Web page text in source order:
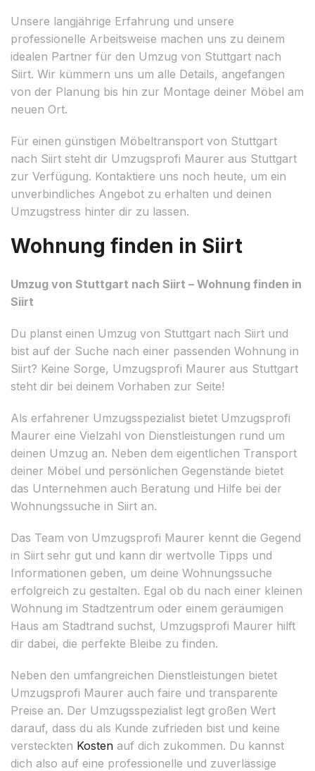
Unsere langjährige Erfahrung und unsere
professionelle Arbeitsweise machen uns zu deinem
idealen Partner für den Umzug von Stuttgart nach
Siirt. Wir kümmern uns um alle Details, angefangen
von der Planung bis hin zur Montage deiner Möbel am
neuen Ort.
Für einen günstigen Möbeltransport von Stuttgart
nach Siirt steht dir Umzugsprofi Maurer aus Stuttgart
zur Verfügung. Kontaktiere uns noch heute, um ein
unverbindliches Angebot zu erhalten und deinen
Umzugstress hinter dir zu lassen.
Wohnung finden in Siirt
Umzug von Stuttgart nach Siirt – Wohnung finden in
Siirt
Du planst einen Umzug von Stuttgart nach Siirt und
bist auf der Suche nach einer passenden Wohnung in
Siirt? Keine Sorge, Umzugsprofi Maurer aus Stuttgart
steht dir bei deinem Vorhaben zur Seite!
Als erfahrener Umzugsspezialist bietet Umzugsprofi
Maurer eine Vielzahl von Dienstleistungen rund um
deinen Umzug an. Neben dem eigentlichen Transport
deiner Möbel und persönlichen Gegenstände bietet
das Unternehmen auch Beratung und Hilfe bei der
Wohnungssuche in Siirt an.
Das Team von Umzugsprofi Maurer kennt die Gegend
in Siirt sehr gut und kann dir wertvolle Tipps und
Informationen geben, um deine Wohnungssuche
erfolgreich zu gestalten. Egal ob du nach einer kleinen
Wohnung im Stadtzentrum oder einem geräumigen
Haus am Stadtrand suchst, Umzugsprofi Maurer hilft
dir dabei, die perfekte Bleibe zu finden.
Neben den umfangreichen Dienstleistungen bietet
Umzugsprofi Maurer auch faire und transparente
Preise an. Der Umzugsspezialist legt großen Wert
darauf, dass du als Kunde zufrieden bist und keine
versteckten Kosten auf dich zukommen. Du kannst
dich also auf eine professionelle und zuverlässige